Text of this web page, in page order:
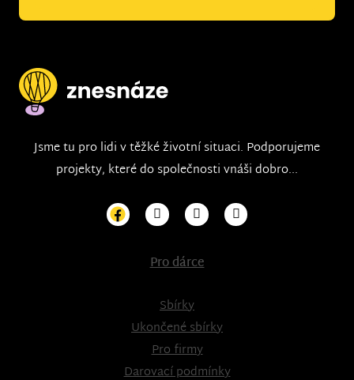
Jsme tu pro lidi v těžké životní situaci. Podporujeme
projekty, které do společnosti vnáši dobro...
Pro dárce
Sbírky
Ukončené sbírky
Pro firmy
Darovací podmínky